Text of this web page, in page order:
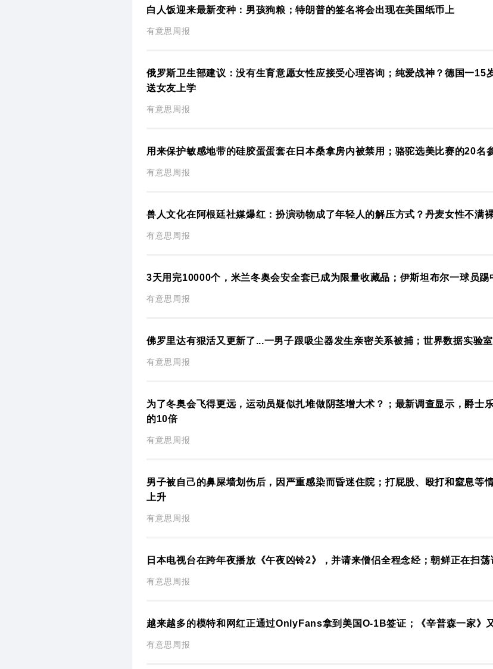
白人饭迎来最新变种：男孩狗粮；特朗普的签名将会出现在美国纸币上
有意思周报
俄罗斯卫生部建议：没有生育意愿女性应接受心理咨询；纯爱战神？德国一15
送女友上学
有意思周报
用来保护敏感地带的硅胶蛋蛋套在日本桑拿房内被禁用；骆驼选美比赛的20名
有意思周报
兽人文化在阿根廷社媒爆红：扮演动物成了年轻人的解压方式？丹麦女性不满
有意思周报
3天用完10000个，米兰冬奥会安全套已成为限量收藏品；伊斯坦布尔一球员
有意思周报
佛罗里达有狠活又更新了...一男子跟吸尘器发生亲密关系被捕；世界数据实验
有意思周报
为了冬奥会飞得更远，运动员疑似扎堆做阴茎增大术？；最新调查显示，爵士
的10倍
有意思周报
男子被自己的鼻屎墙划伤后，因严重感染而昏迷住院；打屁股、殴打和窒息等
上升
有意思周报
日本电视台在跨年夜播放《午夜凶铃2》，并请来僧侣全程念经；朝鲜正在扫荡
有意思周报
越来越多的模特和网红正通过OnlyFans拿到美国O-1B签证；《辛普森一家》
有意思周报